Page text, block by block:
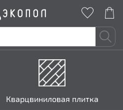
Кварцвиниловая плитка